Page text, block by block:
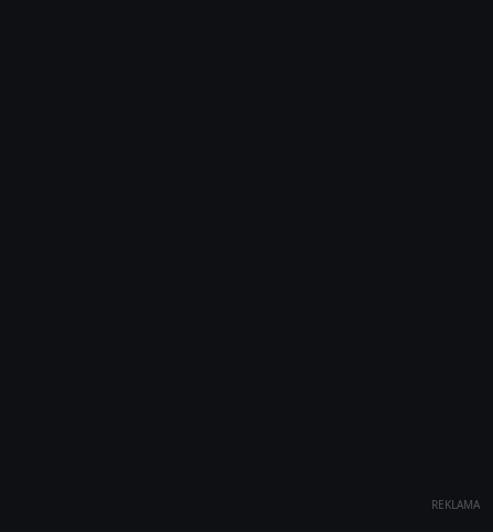
REKLAMA